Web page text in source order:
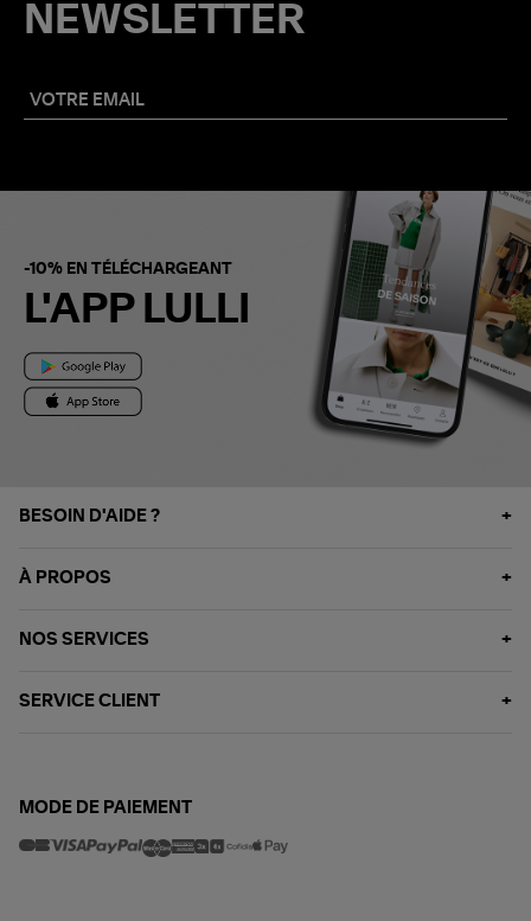
NEWSLETTER
-10% EN TÉLÉCHARGEANT
L'APP LULLI
BESOIN D'AIDE ?
À PROPOS
NOS SERVICES
SERVICE CLIENT
MODE DE PAIEMENT